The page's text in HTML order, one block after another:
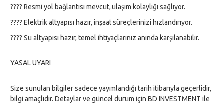
???? Resmi yol bağlantısı mevcut, ulaşım kolaylığı sağlıyor.
???? Elektrik altyapısı hazır, inşaat süreçlerinizi hızlandırıyor.
???? Su altyapısı hazır, temel ihtiyaçlarınız anında karşılanabilir.
YASAL UYARI
Size sunulan bilgiler sadece yayımlandığı tarih itibarıyla geçerlidir,
bilgi amaçlıdır. Detaylar ve güncel durum için BD INVESTMENT ile